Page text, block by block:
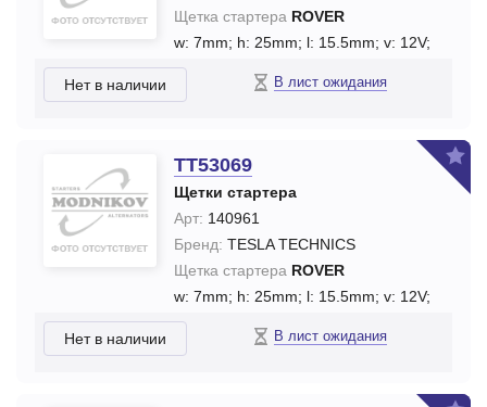
Щетка стартера ROVER
w: 7mm; h: 25mm; l: 15.5mm; v: 12V;
Нет в наличии В лист ожидания
TT53069
Щетки стартера
Арт: 140961
Бренд: TESLA TECHNICS
Щетка стартера ROVER
w: 7mm; h: 25mm; l: 15.5mm; v: 12V;
Нет в наличии В лист ожидания